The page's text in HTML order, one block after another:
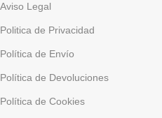
Aviso Legal
Politica de Privacidad
Política de Envío
Política de Devoluciones
Política de Cookies